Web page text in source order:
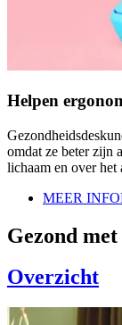
Helpen
omdat ze beter zijn
lichaam en over het
MEER
Gezond
Overzicht